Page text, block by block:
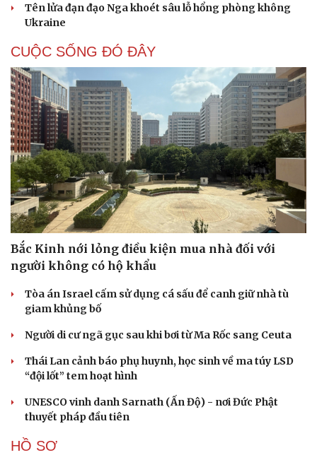
Tên lửa đạn đạo Nga khoét sâu lỗ hổng phòng không
Ukraine
CUỘC SỐNG ĐÓ ĐÂY
Bắc Kinh nới lỏng điều kiện mua nhà đối với
người không có hộ khẩu
Tòa án Israel cấm sử dụng cá sấu để canh giữ nhà tù
giam khủng bố
Người di cư ngã gục sau khi bơi từ Ma Rốc sang Ceuta
Thái Lan cảnh báo phụ huynh, học sinh về ma túy LSD
“đội lốt” tem hoạt hình
UNESCO vinh danh Sarnath (Ấn Độ) - nơi Đức Phật
thuyết pháp đầu tiên
HỒ SƠ